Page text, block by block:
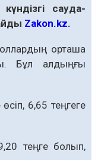
сауда-
Zakon.kz.
орташа
Бұл алдыңғы
6,65 теңгеге
теңге болып,